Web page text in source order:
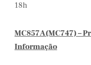
18h
MC857A(MC747) –
Informação